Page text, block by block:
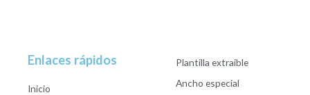
Enlaces rápidos
Inicio
Plantilla extraible
Ancho especial